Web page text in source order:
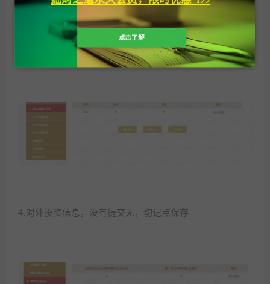
3.网站网店信息，没有提交无，切记点保存
4.对外投资信息，没有提交无，切记点保存
点击了解